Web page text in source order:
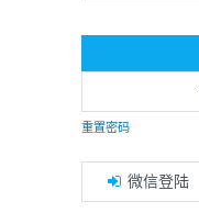
重置密码
微信登陆